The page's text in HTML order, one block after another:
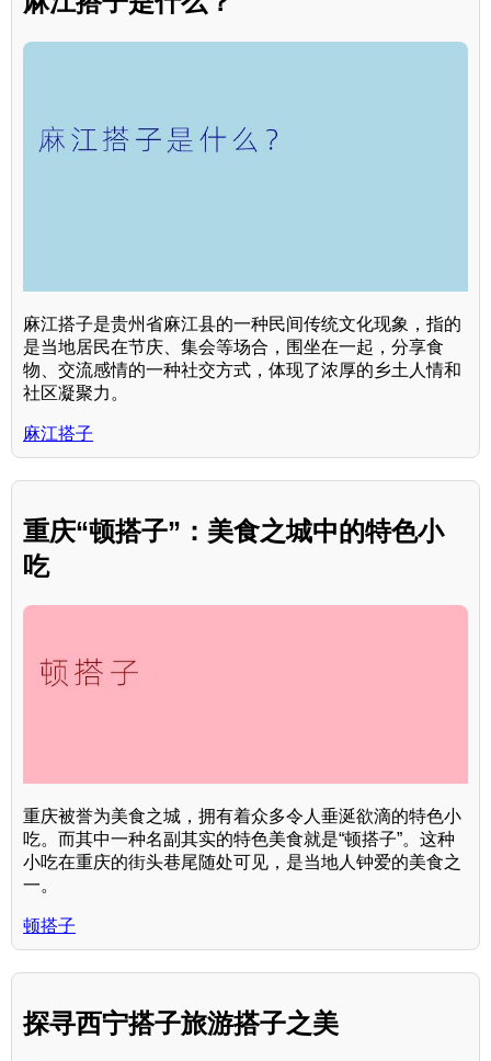
麻江搭子是贵州省麻江县的一种民间传统文化现象，指的
是当地居民在节庆、集会等场合，围坐在一起，分享食
物、交流感情的一种社交方式，体现了浓厚的乡土人情和
社区凝聚力。
麻江搭子
重庆“顿搭子”：美食之城中的特色小
吃
重庆被誉为美食之城，拥有着众多令人垂涎欲滴的特色小
吃。而其中一种名副其实的特色美食就是“顿搭子”。这种
小吃在重庆的街头巷尾随处可见，是当地人钟爱的美食之
一。
顿搭子
探寻西宁搭子旅游搭子之美